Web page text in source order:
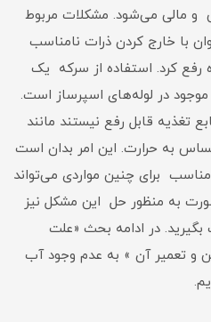
مالی می‌شود. مشکلات مربوط
با خارج کردن ذرات نامناسب
رفع کرد. استفاده از سرکه یک
موجود در لوله‌های اسپرساز است.
تغذیه قابل رفع نیستند مانند
به حرارت. این امر بدان است
برای چنین مواردی می‌تواند
به منظور حل این مشکل نیز
در ادامه بحث «علت
و تعمیر آن » به عدم وجود آب